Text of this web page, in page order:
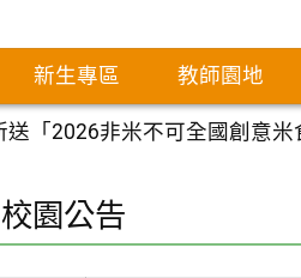
新生專區 教師園地
送「2026非米不可全國創意
校園公告